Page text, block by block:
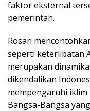
faktor eksternal
pemerintah.
Rosan
seperti keterlibatan
merupakan
dikendalikan
mempengaruhi iklim
Bangsa-Bangsa